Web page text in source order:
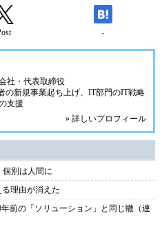
-
社 ・代表取締役
の新規事業起ち上げ、IT部門のIT戦略
支援
» 詳しいプロフィール
別は人間に
理由が消えた
前の「ソリューション」と同じ轍（連